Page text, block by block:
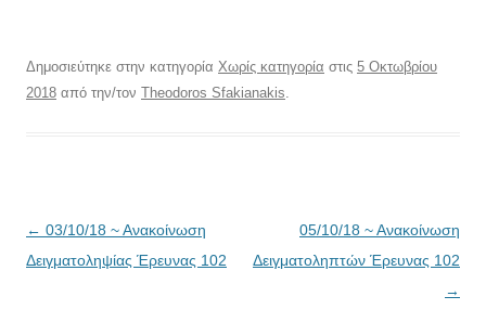
Δημοσιεύτηκε στην κατηγορία Χωρίς κατηγορία στις 5 Οκτωβρίου
2018 από την/τον Theodoros Sfakianakis.
Πλοήγηση
άρθρων
← 03/10/18 ~ Ανακοίνωση
Δειγματοληψίας Έρευνας 102
05/10/18 ~ Ανακοίνωση
Δειγματοληπτών Έρευνας 102
→